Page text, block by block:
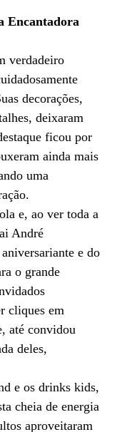
Encantadora
verdadeiro
decorações,
deixaram
ficou por
ainda mais
uma
e, ao ver toda a
André
e do
o grande
cliques em
até convidou
deles,
e os drinks kids,
cheia de energia
aproveitaram